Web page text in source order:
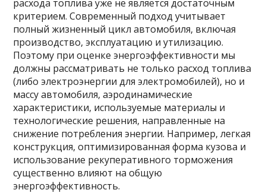
расхода топлива уже не является достаточным
критерием. Современный подход учитывает
полный жизненный цикл автомобиля, включая
производство, эксплуатацию и утилизацию.
Поэтому при оценке энергоэффективности мы
должны рассматривать не только расход топлива
(либо электроэнергии для электромобилей), но и
массу автомобиля, аэродинамические
характеристики, используемые материалы и
технологические решения, направленные на
снижение потребления энергии. Например, легкая
конструкция, оптимизированная форма кузова и
использование рекуперативного торможения
существенно влияют на общую
энергоэффективность.